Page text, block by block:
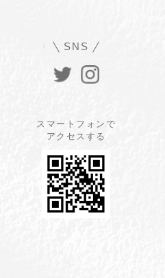
SNS
スマートフォンで
アクセスする